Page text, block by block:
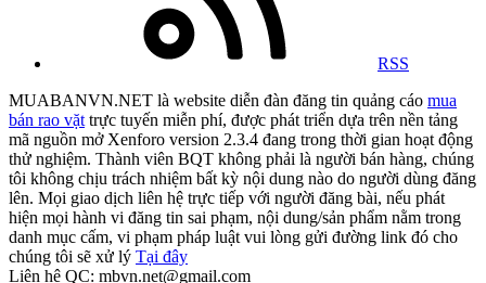
RSS
MUABANVN.NET là website diễn đàn đăng tin quảng cáo mua
bán rao vặt trực tuyến miễn phí, được phát triển dựa trên nền tảng
mã nguồn mở Xenforo version 2.3.4 đang trong thời gian hoạt động
thử nghiệm. Thành viên BQT không phải là người bán hàng, chúng
tôi không chịu trách nhiệm bất kỳ nội dung nào do người dùng đăng
lên. Mọi giao dịch liên hệ trực tiếp với người đăng bài, nếu phát
hiện mọi hành vi đăng tin sai phạm, nội dung/sản phẩm nằm trong
danh mục cấm, vi phạm pháp luật vui lòng gửi đường link đó cho
chúng tôi sẽ xử lý Tại đây
Liên hệ QC: mbvn.net@gmail.com